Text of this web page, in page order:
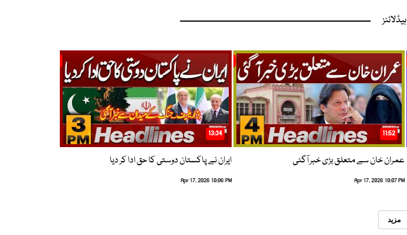
ہیڈلائنز
11:52
عمران خان سے متعلق بڑی خبر آگئی
Apr 17, 2026 10:07 PM
13:34
ایران نے پاکستان دوستی کا حق ادا کر دیا
Apr 17, 2026 10:06 PM
مزید